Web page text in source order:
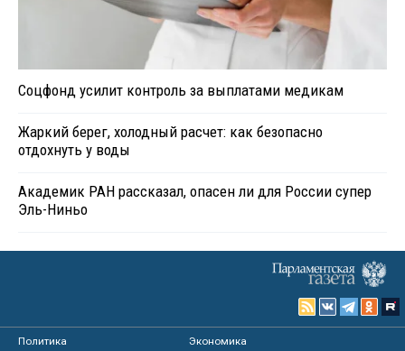
Соцфонд усилит контроль за выплатами медикам
Жаркий берег, холодный расчет: как безопасно
отдохнуть у воды
Академик РАН рассказал, опасен ли для России супер
Эль-Ниньо
Политика
Экономика